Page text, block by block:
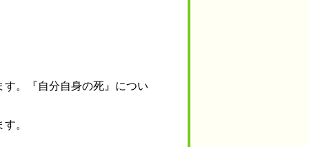
。『自分自身の死』につい
。